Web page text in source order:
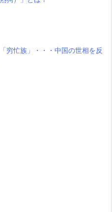
「穷忙族」・・・中国の世相を反